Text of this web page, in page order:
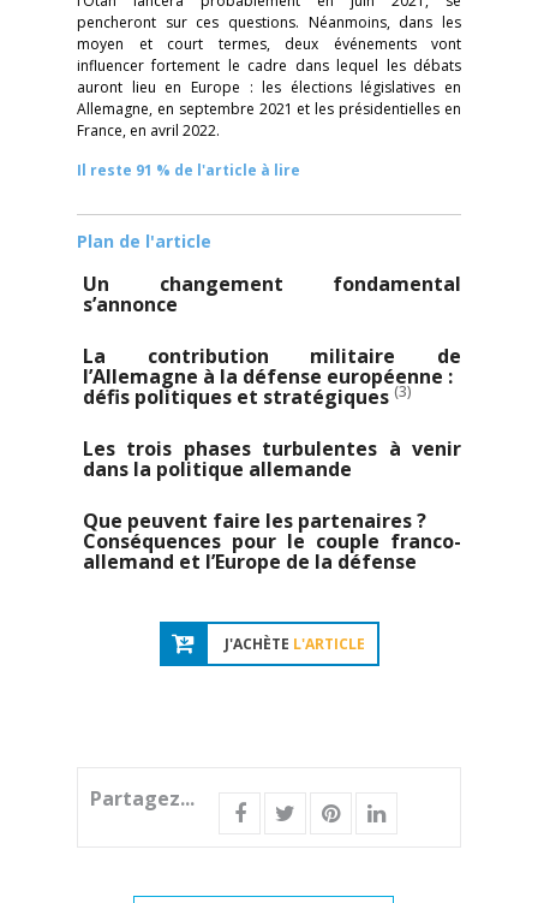
pencheront sur ces questions. Néanmoins, dans les
moyen et court termes, deux événements vont
influencer fortement le cadre dans lequel les débats
auront lieu en Europe : les élections législatives en
Allemagne, en septembre 2021 et les présidentielles en
France, en avril 2022.
Il reste 91 % de l'article à lire
Plan de l'article
Un changement fondamental
s’annonce
La contribution militaire de
l’Allemagne à la défense européenne :
défis politiques et stratégiques (3)
Les trois phases turbulentes à venir
dans la politique allemande
Que peuvent faire les partenaires ?
Conséquences pour le couple franco-
allemand et l’Europe de la défense
J'ACHÈTE L'ARTICLE
Partagez...